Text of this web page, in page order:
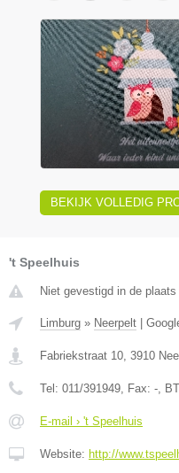
BEKIJK VOLLEDIG
't Speelhuis
Niet gevestigd in de
Limburg » Neerpelt
Fabriekstraat 10, 3910
Tel: 011/391949, Fax: -,
E-mail › 't Speelhuis
Website: http://